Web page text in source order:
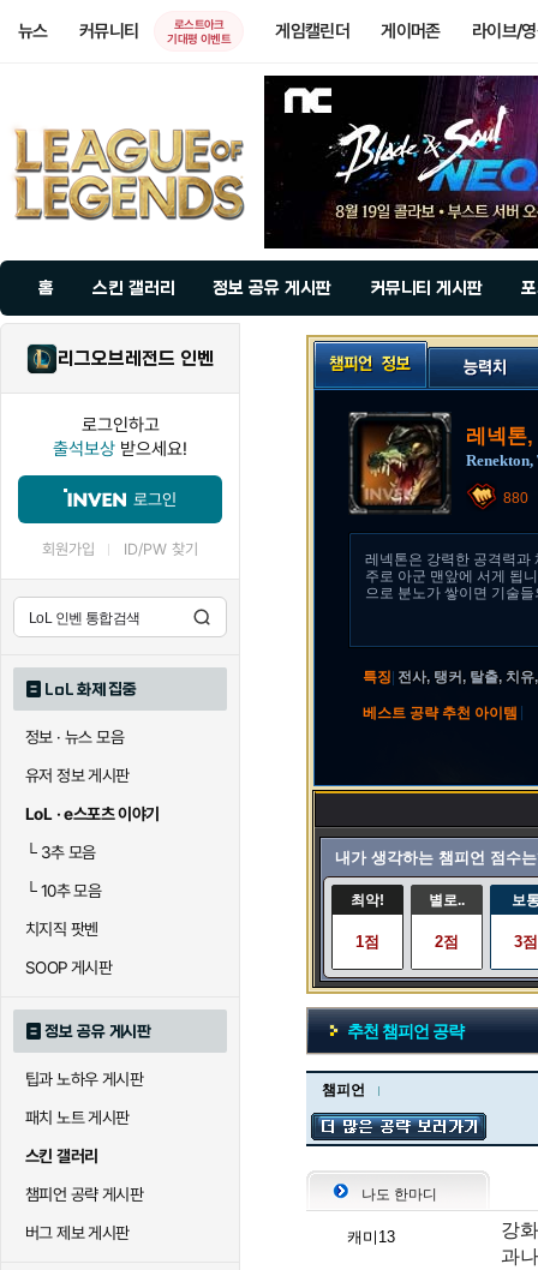
뉴스 커뮤니티
로스트아크
기대평 이벤트
게임캘린더 게이머존 라이브/
홈 스킨 갤러리 정보 공유 게시판 커뮤니티 게시판
리그오브레전드 인벤
로그인하고
출석보상 받으세요!
로그인
회원가입 ID/PW 찾기
LoL 화제 집중
정보 · 뉴스 모음
유저 정보 게시판
LoL · e스포츠 이야기
└3추 모음
└10추 모음
치지직 팟벤
SOOP 게시판
정보 공유 게시판
팁과 노하우 게시판
패치 노트 게시판
스킨 갤러리
챔피언 공략 게시판
버그 제보 게시판
레넥톤
Renekton,
880
레넥톤은 강력한 공격력과
주로 아군 맨앞에 서게 됩
으로 분노가 쌓이면 기술
특징 전사, 탱커, 탈출, 치유
베스트 공략 추천 아이템
내가 생각하는 챔피언 점수
최악!
1점
별로..
2점
보
3점
추천 챔피언 공략
챔피언
나도 한마디
캐미13
강
과